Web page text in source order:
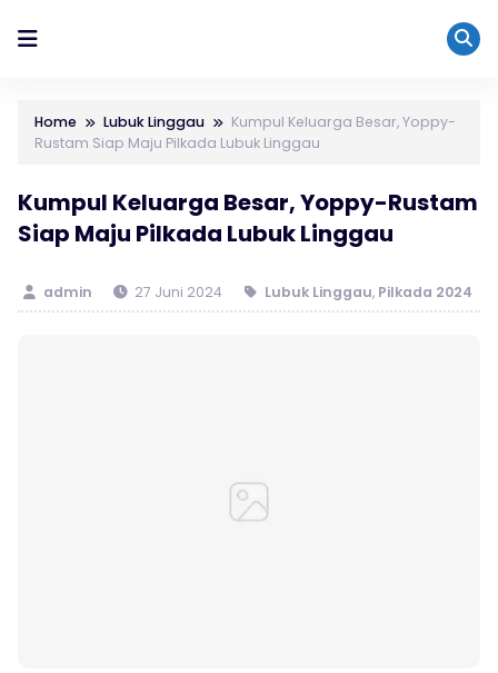
Home Lubuk Linggau
Kumpul Keluarga Besar, Yoppy-
Rustam Siap Maju Pilkada Lubuk Linggau
Kumpul Keluarga Besar, Yoppy-Rustam
Siap Maju Pilkada Lubuk Linggau
admin 27 Juni 2024 Lubuk Linggau, Pilkada 2024